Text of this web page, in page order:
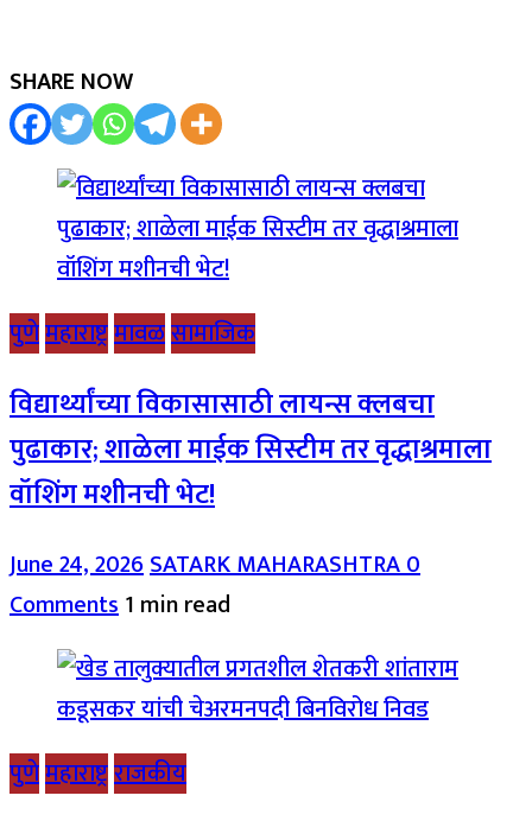
SHARE NOW
पुणेमहाराष्ट्रमावळसामाजिक
विद्यार्थ्यांच्या विकासासाठी लायन्स क्लबचा
पुढाकार; शाळेला माईक सिस्टीम तर वृद्धाश्रमाला
वॉशिंग मशीनची भेट!
June 24, 2026SATARK MAHARASHTRA0
Comments1 min read
पुणेमहाराष्ट्रराजकीय